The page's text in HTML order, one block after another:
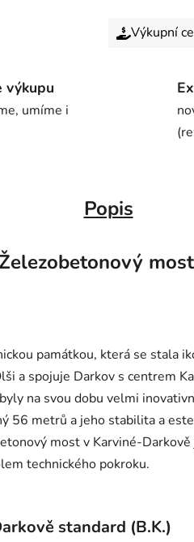
Výkupní
výkupu
umíme i
Popis
památkou, která se stala
a spojuje Darkov s centrem
na svou dobu velmi
56 metrů a jeho stabilita a
most v Karviné-Darkově
technického pokroku.
standard (B.K.)